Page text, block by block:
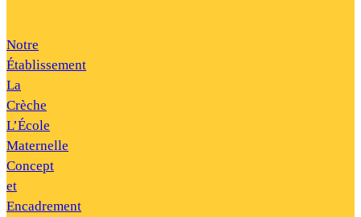
Notre
Établissement
La
Crèche
L’École
Maternelle
Concept
et
Encadrement